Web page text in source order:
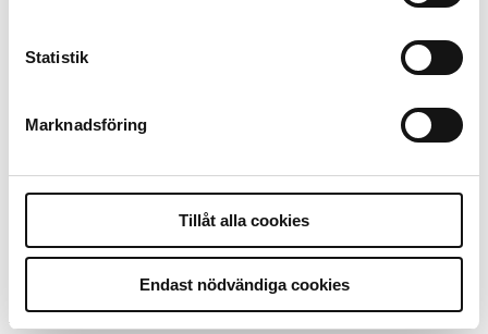
Statistik
Marknadsföring
Tillåt alla cookies
Endast nödvändiga cookies
15 juni 2026
Poliser behövs inte bara
ute
Mobilannons
Mer från Polistidningen